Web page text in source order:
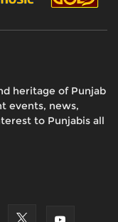
heritage of Punjab
events, news,
to Punjabis all